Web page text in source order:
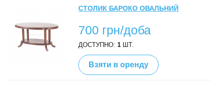
СТОЛИК БАРОКО ОВАЛЬНИЙ
700 грн/доба
ДОСТУПНО:1 ШТ.
Взяти в оренду